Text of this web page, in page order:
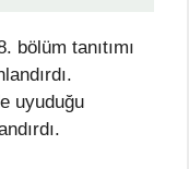
bölüm tanıtımı
uyuduğu